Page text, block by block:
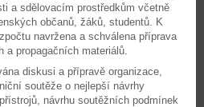
a sdělovacím prostředkům včetně
občanů, žáků, studentů. K
navržena a schválena příprava
propagačních materiálů.
diskusi a přípravě organizace,
soutěže o nejlepší návrhy
návrhu soutěžních podmínek